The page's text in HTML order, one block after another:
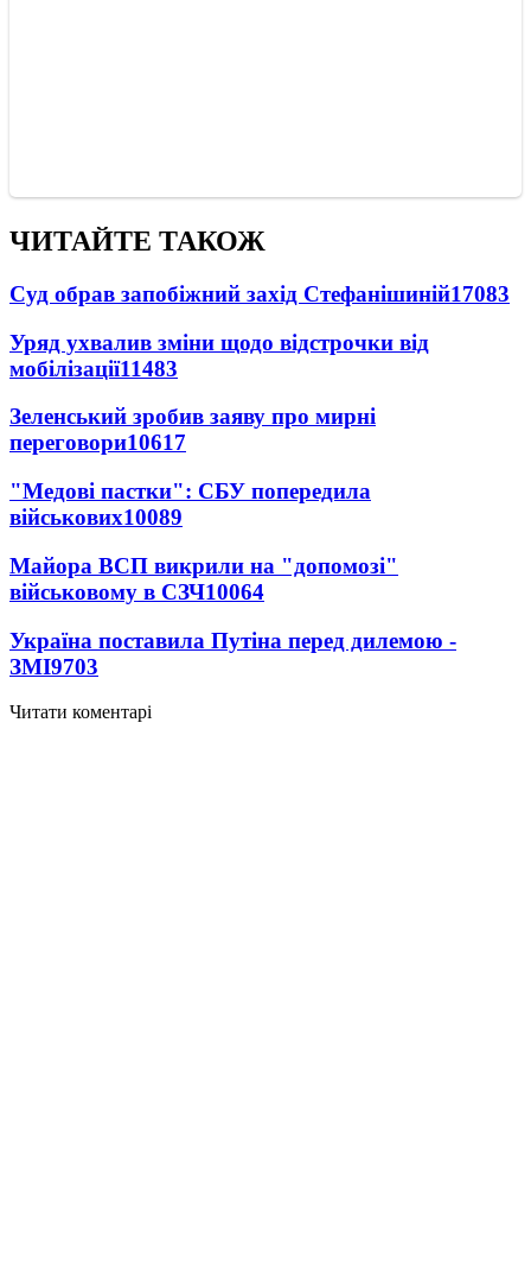
ЧИТАЙТЕ ТАКОЖ
Суд обрав запобіжний захід Стефанішиній17083
Уряд ухвалив зміни щодо відстрочки від
мобілізації11483
Зеленський зробив заяву про мирні
переговори10617
"Медові пастки": СБУ попередила
військових10089
Майора ВСП викрили на "допомозі"
військовому в СЗЧ10064
Україна поставила Путіна перед дилемою -
ЗМІ9703
Читати коментарі